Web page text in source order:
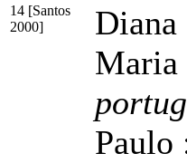
14 [Santos
2000]
Diana
Maria
Paulo